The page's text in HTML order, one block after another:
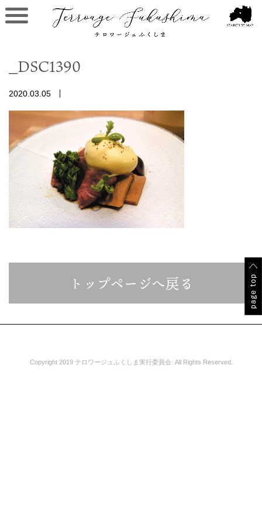
_DSC1390
2020.03.05
トップページへ戻る
Copyright 2019 テロワージュふくしま実行委員会. All Rights Reserved.